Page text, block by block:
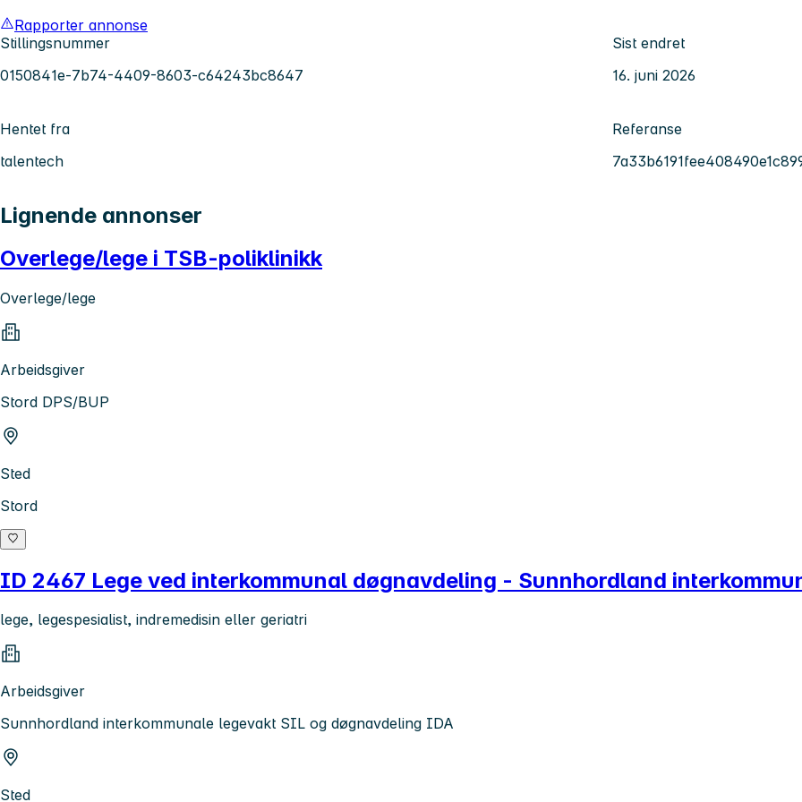
Rapporter annonse
Stillingsnummer
0150841e-7b74-4409-8603-c64243bc8647
Sist endret
16. juni 2026
Hentet fra
talentech
Referanse
Lignende annonser
Overlege/lege i TSB-poliklinikk
Overlege/lege
Arbeidsgiver
Stord DPS/BUP
Sted
Stord
ID 2467 Lege ved interkommunal døgnavdeling - Sunnhordland
lege, legespesialist, indremedisin eller geriatri
Arbeidsgiver
Sunnhordland interkommunale legevakt SIL og døgnavdeling IDA
Sted